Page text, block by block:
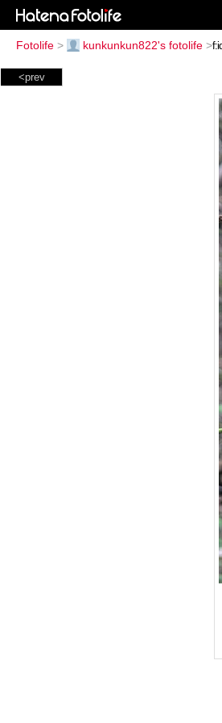
Fotolife > kunkunkun822's fotolife >
<prev